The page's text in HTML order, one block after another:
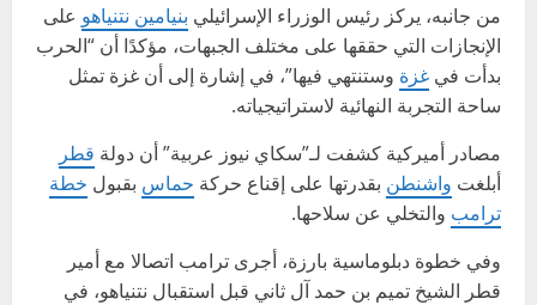
من جانبه، يركز رئيس الوزراء الإسرائيلي بنيامين نتنياهو على
الإنجازات التي حققها على مختلف الجبهات، مؤكدًا أن “الحرب
بدأت في غزة وستنتهي فيها”، في إشارة إلى أن غزة تمثل
ساحة التجربة النهائية لاستراتيجياته.
مصادر أميركية كشفت لـ”سكاي نيوز عربية” أن دولة قطر
أبلغت واشنطن بقدرتها على إقناع حركة حماس بقبول خطة
ترامب والتخلي عن سلاحها.
وفي خطوة دبلوماسية بارزة، أجرى ترامب اتصالا مع أمير
قطر الشيخ تميم بن حمد آل ثاني قبل استقبال نتنياهو، في